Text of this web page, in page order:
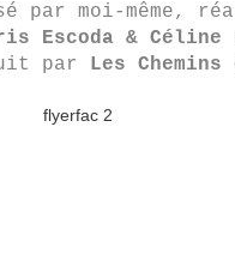
par moi-même,
Escoda & Céline
par Les